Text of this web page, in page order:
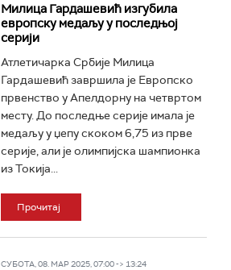
Милица Гардашевић изгубила
европску медаљу у последњој
серији
Атлетичарка Србије Милица
Гардашевић завршила је Европско
првенство у Апелдорну на четвртом
месту. До последње серије имала је
медаљу у џепу скоком 6,75 из прве
серије, али је олимпијска шампионка
из Токија...
Прочитај
СУБОТА, 08. МАР 2025, 07:00 -> 13:24